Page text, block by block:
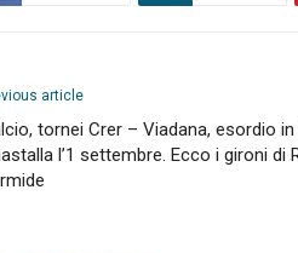
article
tornei Crer – Viadana, esordio
l’1 settembre. Ecco i gironi di